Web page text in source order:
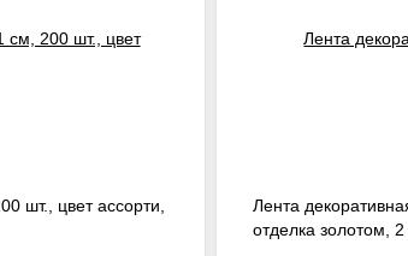
шт., цвет ассорти,
Лента
отделка золотом,